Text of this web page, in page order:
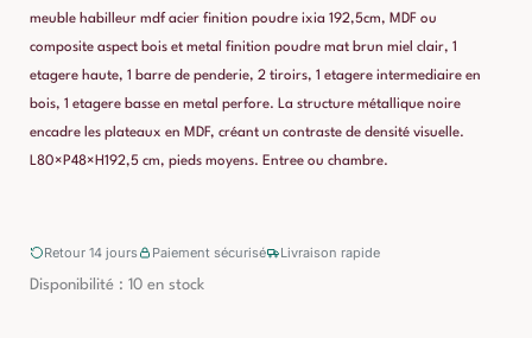
meuble habilleur mdf acier finition poudre ixia 192,5cm, MDF ou
composite aspect bois et metal finition poudre mat brun miel clair, 1
etagere haute, 1 barre de penderie, 2 tiroirs, 1 etagere intermediaire en
bois, 1 etagere basse en metal perfore. La structure métallique noire
encadre les plateaux en MDF, créant un contraste de densité visuelle.
L80×P48×H192,5 cm, pieds moyens. Entree ou chambre.
Retour 14 jours Paiement sécurisé Livraison rapide
Disponibilité : 10 en stock
quantité